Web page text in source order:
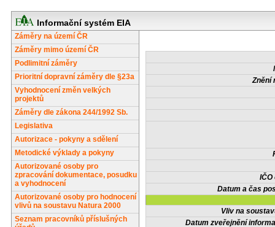
Informační systém EIA
Záměry na území ČR
Záměry mimo území ČR
Podlimitní záměry
Prioritní dopravní záměry dle §23a
Vyhodnocení změn velkých
projektů
Záměry dle zákona 244/1992 Sb.
Legislativa
Autorizace - pokyny a sdělení
Metodické výklady a pokyny
Autorizované osoby pro
zpracování dokumentace, posudku
a vyhodnocení
Autorizované osoby pro hodnocení
vlivů na soustavu Natura 2000
Seznam pracovníků příslušných
Znění
IČO
Datum a čas
Vliv na
Datum zveřejnění